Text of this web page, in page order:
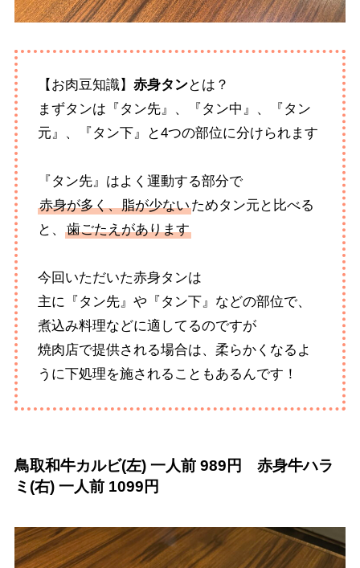
【お肉豆知識】赤身タンとは？
まずタンは『タン先』、『タン中』、『タン
元』、『タン下』と4つの部位に分けられます
『タン先』はよく運動する部分で
赤身が多く、脂が少ないためタン元と比べる
と、歯ごたえがあります
今回いただいた赤身タンは
主に『タン先』や『タン下』などの部位で、
煮込み料理などに適してるのですが
焼肉店で提供される場合は、柔らかくなるよ
うに下処理を施されることもあるんです！
鳥取和牛カルビ(左) 一人前 989円 赤身牛ハラ
ミ(右) 一人前 1099円